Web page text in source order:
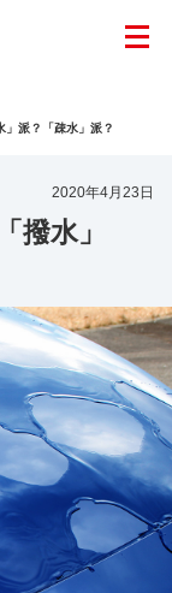
」派？「疎水」派？
2020年4月23日
撥水」